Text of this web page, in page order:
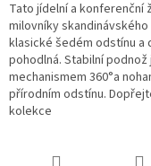
Tato jídelní a konferenční
milovníky
klasické šedém odstínu a
pohodlná. Stabilní
mechanismem 360°a
přírodním odstínu.
kolekce